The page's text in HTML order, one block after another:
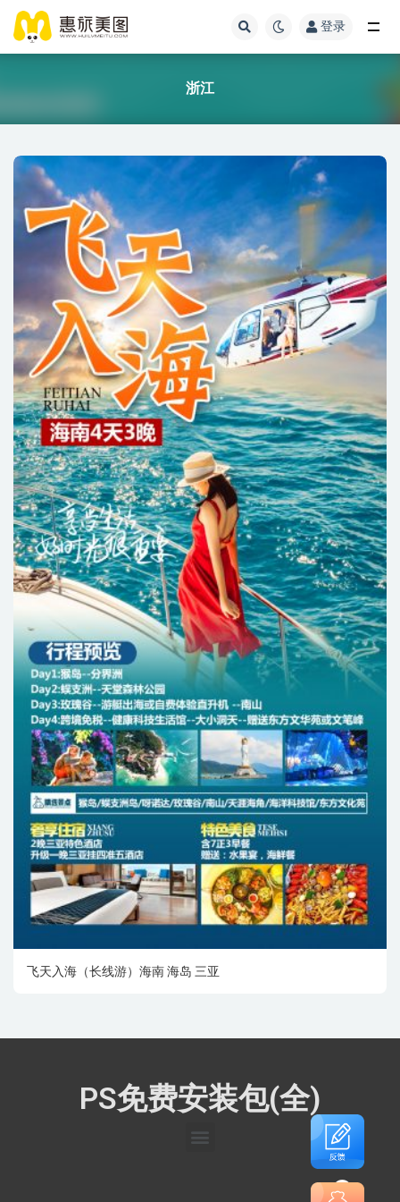
登录
浙江
飞天入海（长线游）海南 海岛 三亚
PS免费安装包(全)